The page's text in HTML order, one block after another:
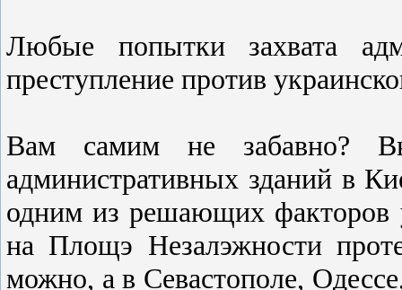
Любые попытки захвата
преступление против
Вам самим не забавно?
административных зданий в
одним из решающих факторов
на Площэ Незалэжности
можно, а в Севастополе,